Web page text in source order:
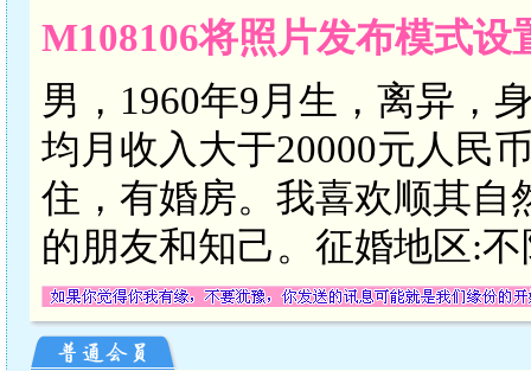
M108106将照片发布模式
男，1960年9月生，离异，
均月收入大于20000元人民
住，有婚房。我喜欢顺其自
的朋友和知己。征婚地区: